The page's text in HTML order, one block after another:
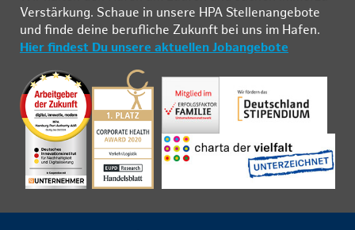
Ver­stär­kung. Schau­e in un­se­re HPA Stel­len­an­ge­bo­te
und fin­de deine be­ruf­li­che Zu­kunft bei uns im Ha­fen.
Hier findest Du unsere aktuellen Jobangebote